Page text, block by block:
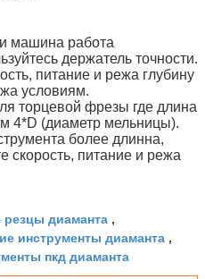
и машина работа
держатель точности.
питание и режа глубину
условиям.
торцевой фрезы где длина
4*D (диаметр мельницы).
более длинна,
скорость, питание и режа
резцы диаманта ,
инструменты диаманта ,
пкд диаманта